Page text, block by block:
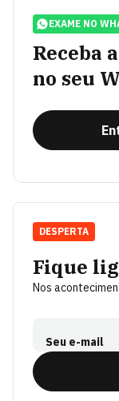
EXAME NO
Receba
no seu
Fique
Nos
Seu e-mail
DESPERTA